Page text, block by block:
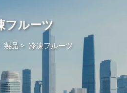
フルーツ
製品 > 冷凍フルーツ